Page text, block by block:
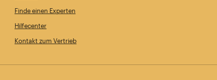
Finde einen Experten
Hilfecenter
Kontakt zum Vertrieb